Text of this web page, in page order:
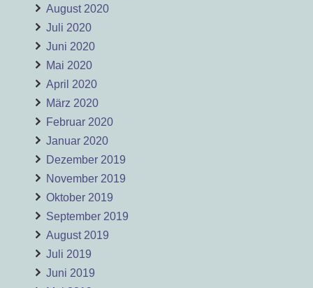
August 2020
Juli 2020
Juni 2020
Mai 2020
April 2020
März 2020
Februar 2020
Januar 2020
Dezember 2019
November 2019
Oktober 2019
September 2019
August 2019
Juli 2019
Juni 2019